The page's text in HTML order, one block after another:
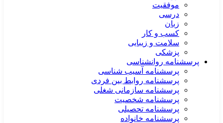
موفقیت
درسی
زبان
کسب و کار
سلامت و زیبایی
پزشکی
پرسشنامه روانشناسی
پرسشنامه آسیب شناسی
پرسشنامه روابط بین فردی
پرسشنامه سازمانی شغلی
پرسشنامه شخصیت
پرسشنامه تحصیلی
پرسشنامه خانواده